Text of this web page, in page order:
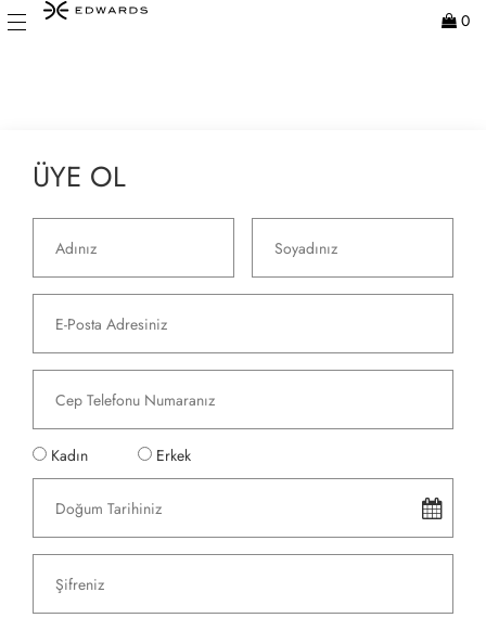
0
ÜYE OL
Kadın Erkek